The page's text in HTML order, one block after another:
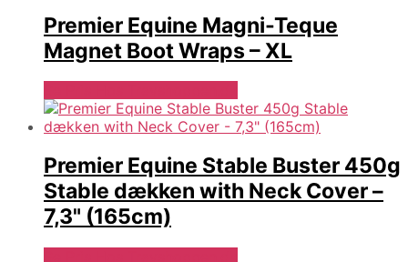
Premier Equine Magni-Teque
Magnet Boot Wraps – XL
Premier Equine Stable Buster 450g
Stable dækken with Neck Cover –
7,3" (165cm)